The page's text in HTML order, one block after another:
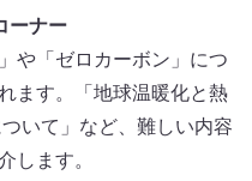
ーナー
や「ゼロカーボン」につ
ます。「地球温暖化と熱
いて」など、難しい内容
します。